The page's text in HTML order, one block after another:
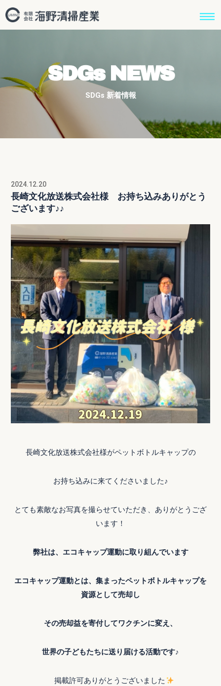
SDGs NEWS
SDGs 新着情報
2024.12.20
長崎文化放送株式会社様 お持ち込みありがとう
ございます♪♪
長崎文化放送株式会社様がペットボトルキャップの
お持ち込みに来てくださいました♪
とても素敵なお写真を撮らせていただき、ありがとうござ
います！
弊社は、エコキャップ運動に取り組んでいます
エコキャップ運動とは、集まったペットボトルキャップを
資源として売却し
その売却益を寄付してワクチンに変え、
世界の子どもたちに送り届ける活動です♪
掲載許可ありがとうございました